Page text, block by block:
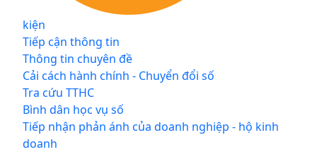
kiện
Tiếp cận thông tin
Thông tin chuyên đề
Cải cách hành chính - Chuyển đổi số
Tra cứu TTHC
Bình dân học vụ số
Tiếp nhận phản ánh của doanh nghiệp - hộ kinh
doanh